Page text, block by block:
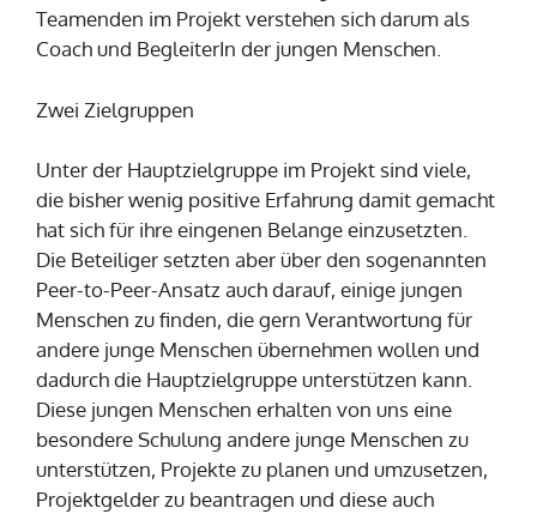
Teamenden im Projekt verstehen sich darum als
Coach und BegleiterIn der jungen Menschen.
Zwei Zielgruppen
Unter der Hauptzielgruppe im Projekt sind viele,
die bisher wenig positive Erfahrung damit gemacht
hat sich für ihre eingenen Belange einzusetzten.
Die Beteiliger setzten aber über den sogenannten
Peer-to-Peer-Ansatz auch darauf, einige jungen
Menschen zu finden, die gern Verantwortung für
andere junge Menschen übernehmen wollen und
dadurch die Hauptzielgruppe unterstützen kann.
Diese jungen Menschen erhalten von uns eine
besondere Schulung andere junge Menschen zu
unterstützen, Projekte zu planen und umzusetzen,
Projektgelder zu beantragen und diese auch